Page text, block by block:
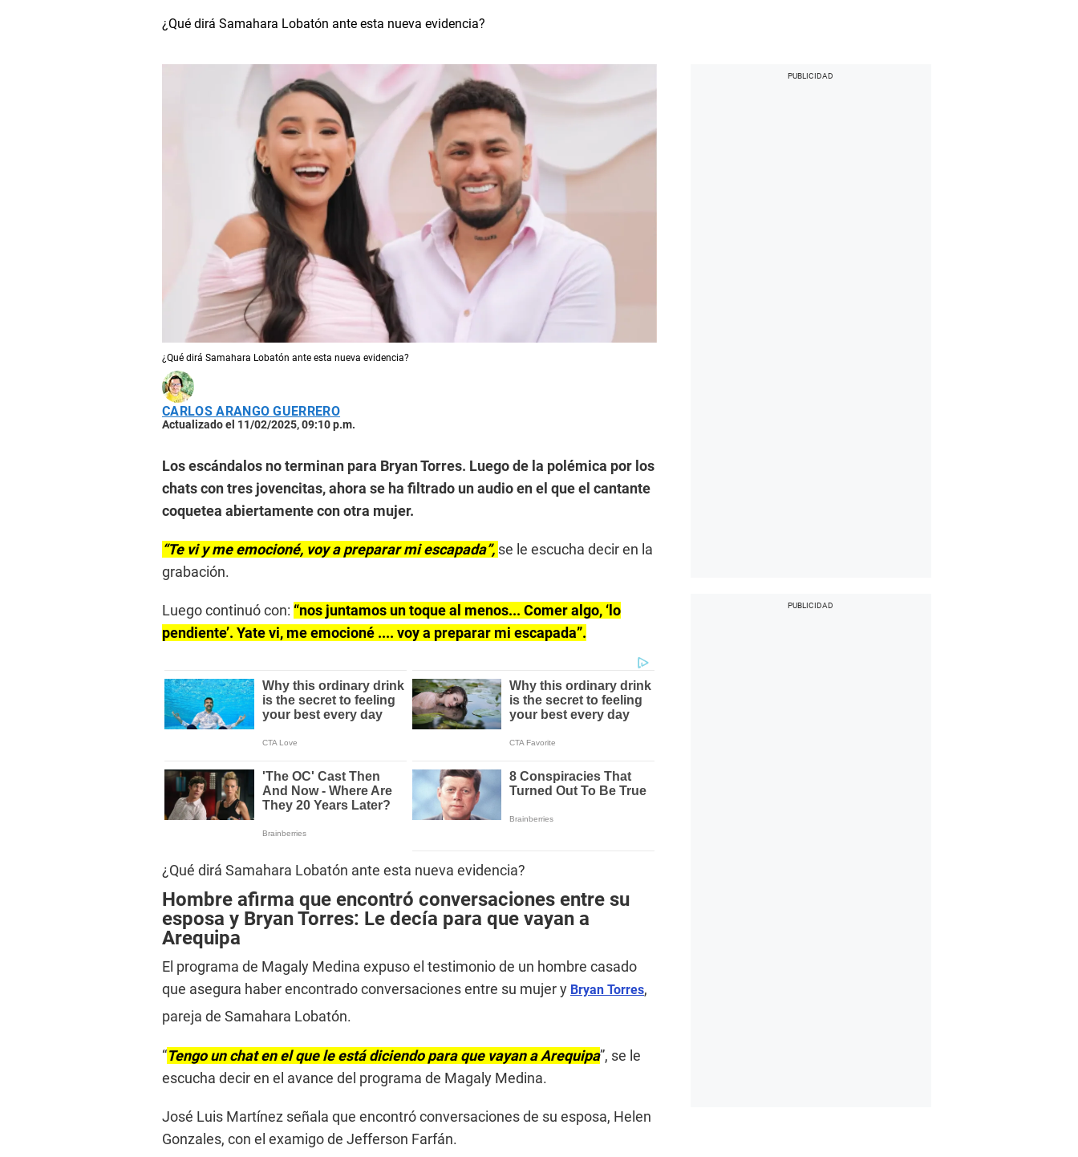
¿Qué dirá Samahara Lobatón ante esta nueva evidencia?
¿Qué dirá Samahara Lobatón ante esta nueva evidencia?
CARLOS ARANGO GUERRERO
Actualizado el 11/02/2025, 09:10 p.m.
Los escándalos no terminan para Bryan Torres. Luego de la polémica por los
chats con tres jovencitas, ahora se ha filtrado un audio en el que el cantante
coquetea abiertamente con otra mujer.
“Te vi y me emocioné, voy a preparar mi escapada”, se le escucha decir en la
grabación.
Luego continuó con: “nos juntamos un toque al menos... Comer algo, ‘lo
pendiente’. Yate vi, me emocioné .... voy a preparar mi escapada”.
¿Qué dirá Samahara Lobatón ante esta nueva evidencia?
Hombre afirma que encontró conversaciones entre su
esposa y Bryan Torres: Le decía para que vayan a
Arequipa
El programa de Magaly Medina expuso el testimonio de un hombre casado
que asegura haber encontrado conversaciones entre su mujer y Bryan Torres,
pareja de Samahara Lobatón.
“Tengo un chat en el que le está diciendo para que vayan a Arequipa”, se le
escucha decir en el avance del programa de Magaly Medina.
José Luis Martínez señala que encontró conversaciones de su esposa, Helen
Gonzales, con el examigo de Jefferson Farfán.